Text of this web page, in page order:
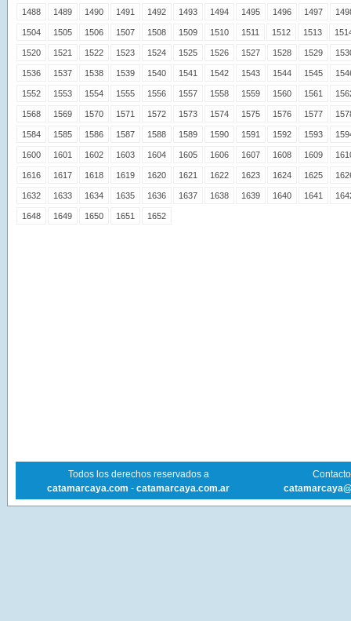
1488 1489 1490 1491 1492 1493 1494 1495 1496 1497
1504 1505 1506 1507 1508 1509 1510 1511 1512 1513
1520 1521 1522 1523 1524 1525 1526 1527 1528 1529
1536 1537 1538 1539 1540 1541 1542 1543 1544 1545
1552 1553 1554 1555 1556 1557 1558 1559 1560 1561
1568 1569 1570 1571 1572 1573 1574 1575 1576 1577
1584 1585 1586 1587 1588 1589 1590 1591 1592 1593
1600 1601 1602 1603 1604 1605 1606 1607 1608 1609
1616 1617 1618 1619 1620 1621 1622 1623 1624 1625
1632 1633 1634 1635 1636 1637 1638 1639 1640 1641
1648 1649 1650 1651 1652
Todos los derechos reservados a
catamarcaya.com - catamarcaya.com.ar